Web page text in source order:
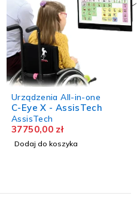
Urządzenia All-in-one
C-Eye X - AssisTech
AssisTech
37750,00 zł
Dodaj do koszyka